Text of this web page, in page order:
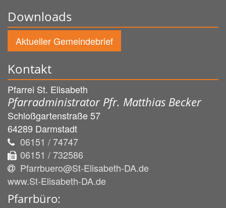
Downloads
Aktueller Gemeindebrief
Kontakt
Pfarrei St. Elisabeth
Pfarradministrator Pfr. Matthias Becker
Schloßgartenstraße 57
64289 Darmstadt
06151 / 74747
06151 / 732586
Pfarrbuero@St-Elisabeth-DA.de
www.St-Elisabeth-DA.de
Pfarrbüro: